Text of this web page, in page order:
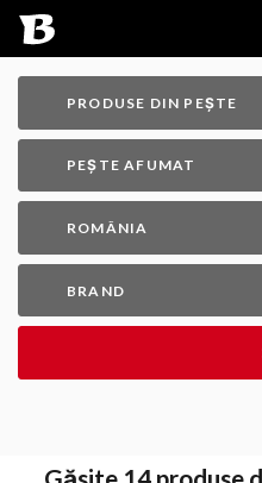
PRODUSE DIN PEȘTE
PEȘTE AFUMAT
ROMÂNIA
BRAND